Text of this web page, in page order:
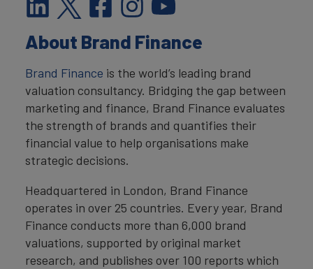
About Brand Finance
Brand Finance is the world’s leading brand
valuation consultancy. Bridging the gap between
marketing and finance, Brand Finance evaluates
the strength of brands and quantifies their
financial value to help organisations make
strategic decisions.
Headquartered in London, Brand Finance
operates in over 25 countries. Every year, Brand
Finance conducts more than 6,000 brand
valuations, supported by original market
research, and publishes over 100 reports which